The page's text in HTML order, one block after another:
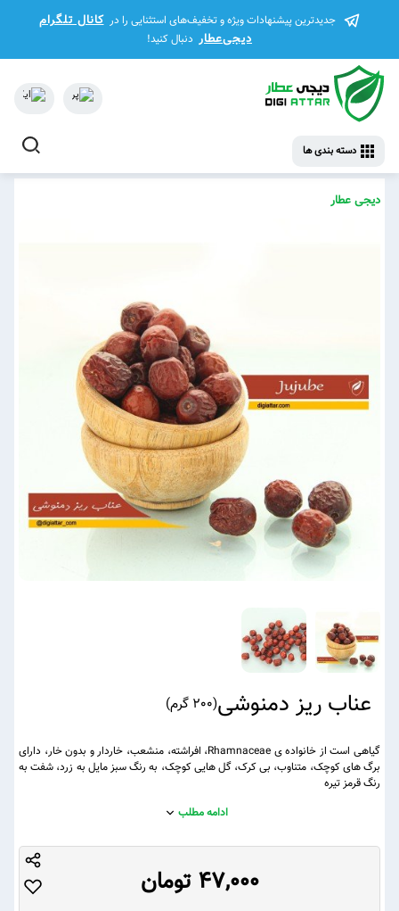
جدیدترین پیشنهادات ویژه و تخفیف‌های استثنایی را در کانال تلگرام
دیجی‌عطار دنبال کنید!
دسته بندی ها
دیجی عطار
عناب ریز دمنوشی(200 گرم )
گیاهی است از خانواده ی Rhamnaceae، افراشته، منشعب، خاردار و بدون خار، دارای
برگ های کوچک، متناوب، بی کرک، گل هایی کوچک، به رنگ سبز مایل به زرد، شفت به
رنگ قرمز تیره
ادامه مطلب
47,000 تومان